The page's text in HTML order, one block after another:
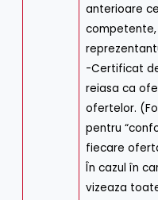
anterioare
competente,
-Certificat
reiasa ca
ofertelor.
pentru
fiecare
În cazul în
vizeaza